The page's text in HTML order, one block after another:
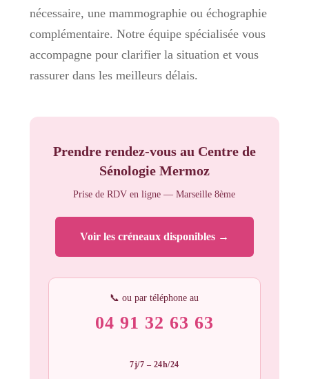
nécessaire, une mammographie ou échographie
complémentaire. Notre équipe spécialisée vous
accompagne pour clarifier la situation et vous
rassurer dans les meilleurs délais.
Prendre rendez-vous au Centre de
Sénologie Mermoz
Prise de RDV en ligne — Marseille 8ème
Voir les créneaux disponibles →
📞 ou par téléphone au
04 91 32 63 63
7j/7 – 24h/24